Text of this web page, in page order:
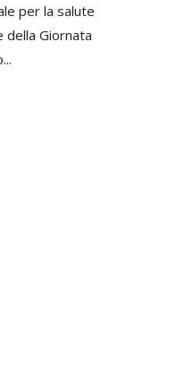
per la salute
della Giornata